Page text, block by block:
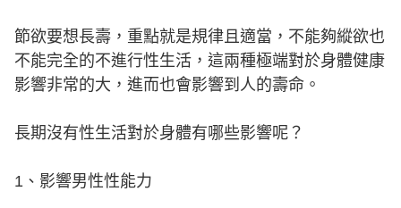
節欲要想長壽，重點就是規律且適當，不能夠縱欲也
不能完全的不進行性生活，這兩種極端對於身體健康
影響非常的大，進而也會影響到人的壽命。
長期沒有性生活對於身體有哪些影響呢？
1、影響男性性能力